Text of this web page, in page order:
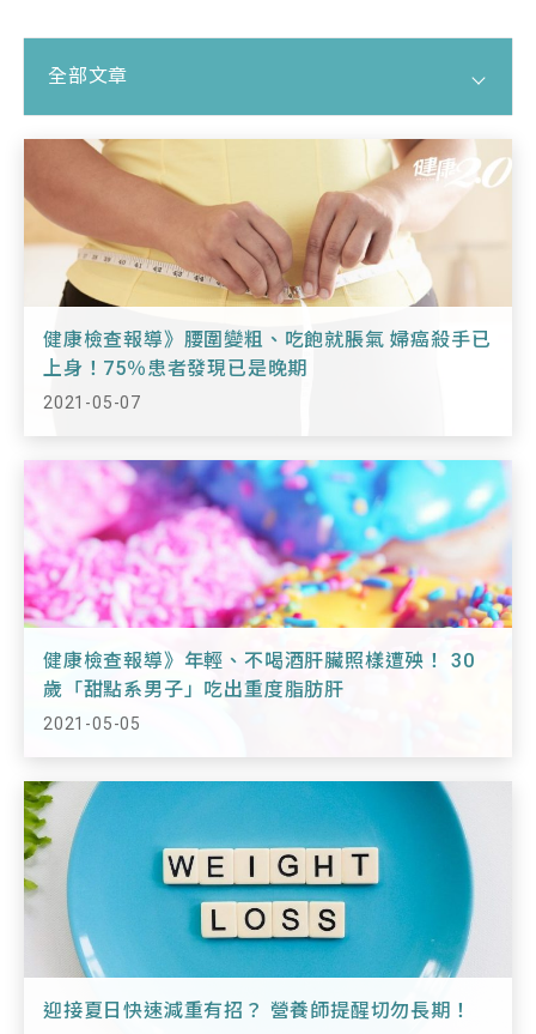
全部文章
全部文章
健康社區
成功案例
醫師衛教
名人談醫旅
媒體報導
公益與認證
醫NOTE
健康檢查報導》腰圍變粗、吃飽就脹氣 婦癌殺手已
上身！75％患者發現已是晚期
2021-05-07
健康檢查報導》年輕、不喝酒肝臟照樣遭殃！ 30
歲「甜點系男子」吃出重度脂肪肝
2021-05-05
迎接夏日快速減重有招？ 營養師提醒切勿長期！